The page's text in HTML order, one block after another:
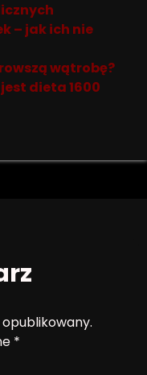
– jak ich nie
wątrobę?
dieta 1600
*